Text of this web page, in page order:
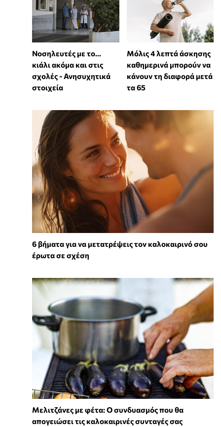
Νοσηλευτές με το...
κιάλι ακόμα και στις
σχολές - Ανησυχητικά
στοιχεία
Μόλις 4 λεπτά άσκησης
καθημερινά μπορούν να
κάνουν τη διαφορά μετά
τα 65
6 βήματα για να μετατρέψεις τον καλοκαιρινό σου
έρωτα σε σχέση
Μελιτζάνες με φέτα: Ο συνδυασμός που θα
απογειώσει τις καλοκαιρινές συνταγές σας